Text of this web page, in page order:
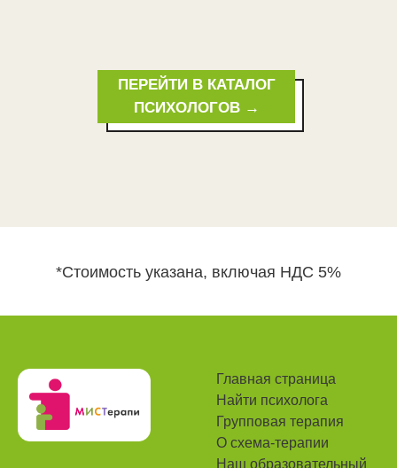
ПЕРЕЙТИ В КАТАЛОГ
ПСИХОЛОГОВ →
*Стоимость указана, включая НДС 5%
Главная страница
Найти психолога
Групповая терапия
О схема-терапии
Наш образовательный